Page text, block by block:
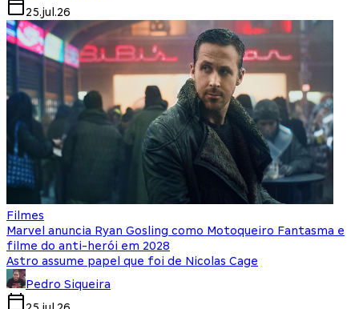
25.jul.26
Filmes
Marvel anuncia Ryan Gosling como Motoqueiro Fantasma e
filme do anti-herói em 2028
Astro assume papel que foi de Nicolas Cage
Pedro Siqueira